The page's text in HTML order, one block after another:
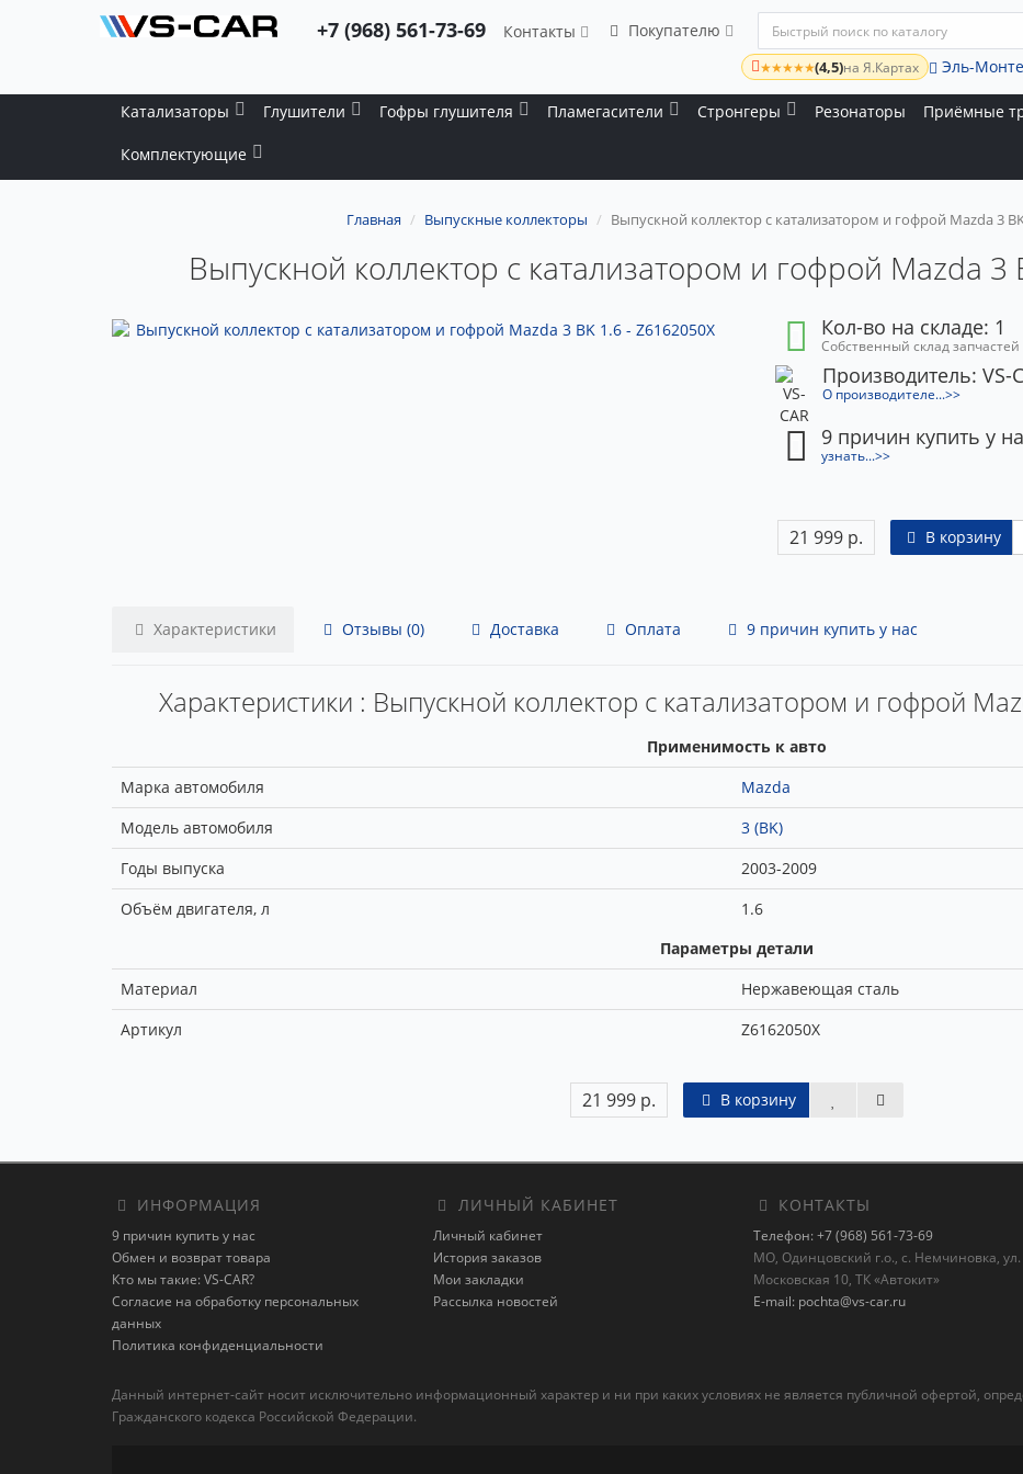
+7 (968) 561-73-69 Контакты Покупателю
★★★★★(4,5)на Я.Картах Эль-Монте
Катализаторы Глушители Гофры глушителя Пламегасители Стронгеры Резонаторы Приёмные
Комплектующие
Главная Выпускные коллекторы Выпускной коллектор с катализатором и гофрой Mazda 3
Выпускной коллектор с катализатором и гофрой Mazda 3
Кол-во на складе: 1
Собственный склад запчастей
Производитель: VS-
О производителе...>>
9 причин купить у
узнать...>>
21 999 р. В корзину
Характеристики Отзывы (0) Доставка Оплата 9 причин купить у нас
Характеристики : Выпускной коллектор с катализатором и гофрой
Применимость к авто
Марка автомобиля
Mazda
Модель автомобиля
3 (BK)
Годы выпуска
2003-2009
Объём двигателя, л
1.6
Параметры детали
Материал
Нержавеющая сталь
Артикул
Z6162050X
21 999 р. В корзину
ИНФОРМАЦИЯ
9 причин купить у нас
Обмен и возврат товара
Кто мы такие: VS-CAR?
Согласие на обработку персональных
данных
Политика конфиденциальности
ЛИЧНЫЙ КАБИНЕТ
Личный кабинет
История заказов
Мои закладки
Рассылка новостей
КОНТАКТЫ
Телефон: +7 (968) 561-73-69
МО, Одинцовский г.о., с. Немчиновка, ул.
Московская 10, ТК «Автокит»
E-mail: pochta@vs-car.ru
Данный интернет-сайт носит исключительно информационный характер и ни при каких условиях не является публичной офертой,
Гражданского кодекса Российской Федерации.